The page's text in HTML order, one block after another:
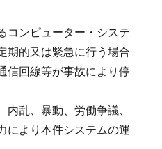
コンピューター・システ
期的又は緊急に行う場合
信回線等が事故により停
内乱、暴動、労働争議、
により本件システムの運